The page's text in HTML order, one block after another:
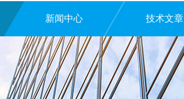
新闻中心 技术文章